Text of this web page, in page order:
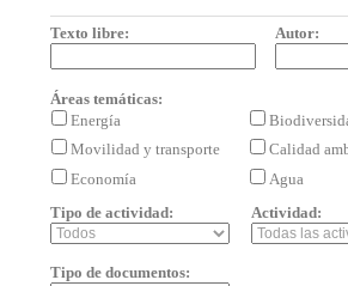
Texto libre: Autor:
Áreas temáticas:
Energía
Movilidad y transporte
Calidad
Economía
Agua
Tipo de actividad:
Actividad:
Tipo de documentos: